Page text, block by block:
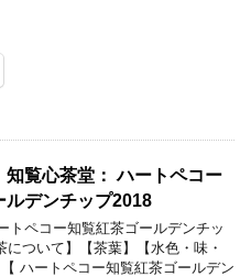
知覧心茶堂： ハートペコー
ルデンチップ2018
トペコー知覧紅茶ゴールデンチッ
について】【茶葉】【水色・味・
ハートペコー知覧紅茶ゴールデン